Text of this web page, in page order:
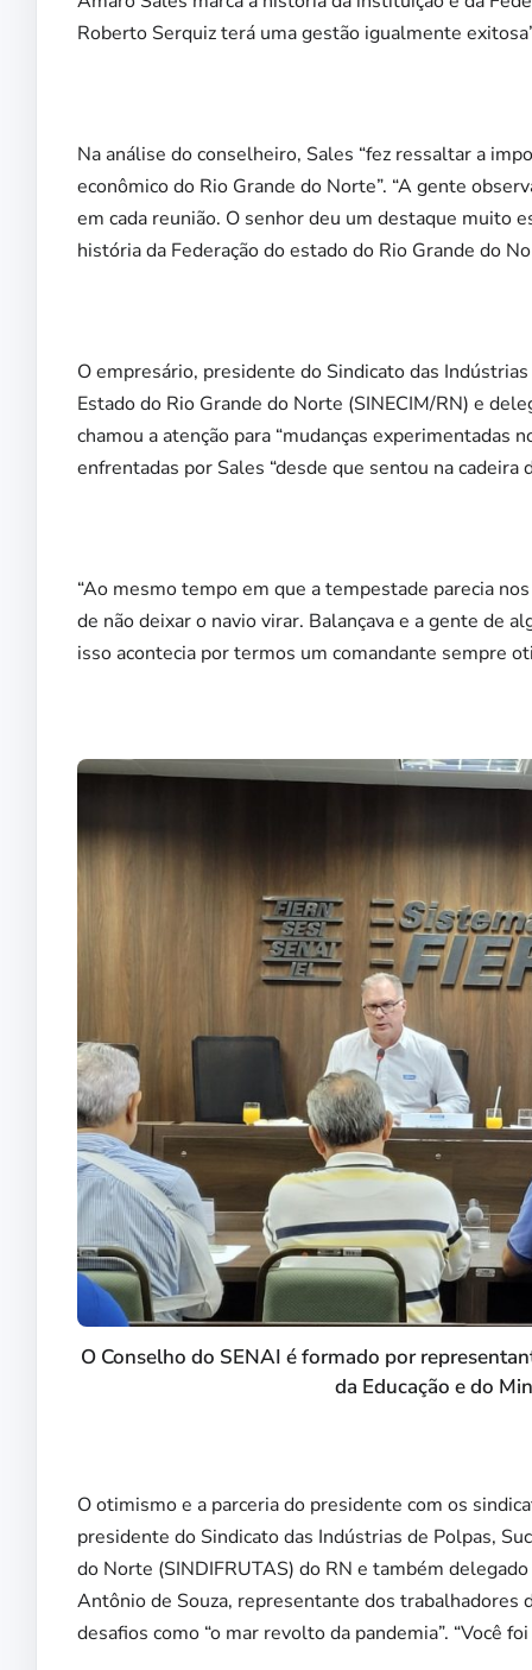
Roberto Serquiz terá uma gestão igualmente
Na análise do conselheiro, Sales “fez ressaltar a
econômico do Rio Grande do Norte”. “A gente
em cada reunião. O senhor deu um destaque muito
história da Federação do estado do Rio Grande do
O empresário, presidente do Sindicato das
Estado do Rio Grande do Norte (SINECIM/RN) e
chamou a atenção para “mudanças experimentadas
enfrentadas por Sales “desde que sentou na cadeira
“Ao mesmo tempo em que a tempestade parecia
de não deixar o navio virar. Balançava e a gente de
isso acontecia por termos um comandante sempre
O Conselho do SENAI é formado por
da Educação e do
O otimismo e a parceria do presidente com os
presidente do Sindicato das Indústrias de Polpas,
do Norte (SINDIFRUTAS) do RN e também
Antônio de Souza, representante dos trabalhadores
desafios como “o mar revolto da pandemia”. “Você